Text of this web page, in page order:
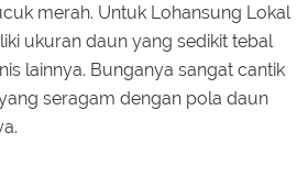
merah. Untuk Lohansung Lokal
ukuran daun yang sedikit tebal
lainnya. Bunganya sangat cantik
seragam dengan pola daun